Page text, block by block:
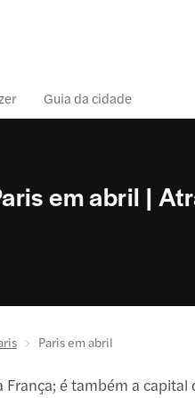
Guia da cidade
em abril |
Paris em abril
é também a